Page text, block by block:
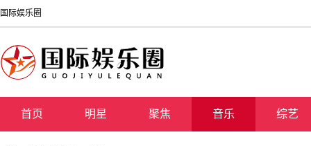
国际娱乐圈
首页 明星 聚焦 音乐 综艺